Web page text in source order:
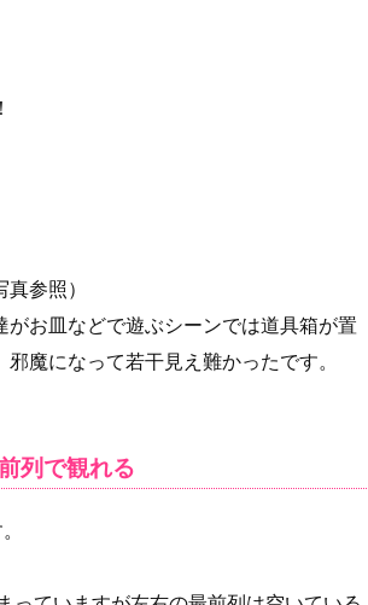
参照）
お皿などで遊ぶシーンでは道具箱が置
魔になって若干見え難かったです。
列で観れる